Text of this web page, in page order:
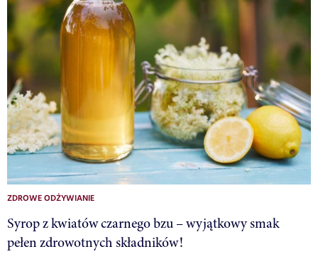
ZDROWE ODŻYWIANIE
Syrop z kwiatów czarnego bzu – wyjątkowy smak
pełen zdrowotnych składników!